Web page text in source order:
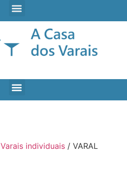
Varais individuais / VARAL